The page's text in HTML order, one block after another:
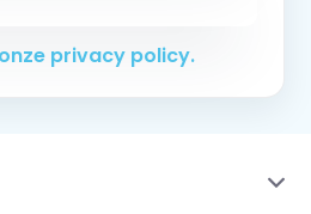
privacy policy.